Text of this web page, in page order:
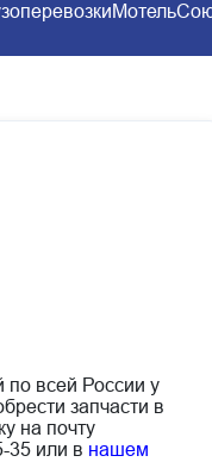
Мотель
по всей России у
запчасти в
на почту
35 или в нашем